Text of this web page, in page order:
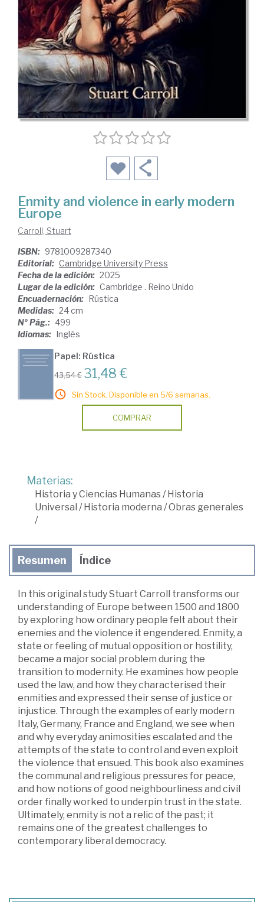
Enmity and violence in early modern
Europe
Carroll, Stuart
ISBN: 9781009287340
Editorial: Cambridge University Press
Fecha de la edición: 2025
Lugar de la edición: Cambridge . Reino Unido
Encuadernación: Rústica
Medidas: 24 cm
Nº Pág.: 499
Idiomas: Inglés
Papel: Rústica
43,54 € 31,48 €
Sin Stock. Disponible en 5/6 semanas.
COMPRAR
Materias:
Historia y Ciencias Humanas/ Historia
Universal / Historia moderna /Obras generales
/
Resumen Índice
In this original study Stuart Carroll transforms our
understanding of Europe between 1500 and 1800
by exploring how ordinary people felt about their
enemies and the violence it engendered. Enmity, a
state or feeling of mutual opposition or hostility,
became a major social problem during the
transition to modernity. He examines how people
used the law, and how they characterised their
enmities and expressed their sense of justice or
injustice. Through the examples of early modern
Italy, Germany, France and England, we see when
and why everyday animosities escalated and the
attempts of the state to control and even exploit
the violence that ensued. This book also examines
the communal and religious pressures for peace,
and how notions of good neighbourliness and civil
order finally worked to underpin trust in the state.
Ultimately, enmity is not a relic of the past; it
remains one of the greatest challenges to
contemporary liberal democracy.